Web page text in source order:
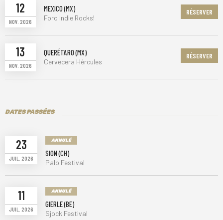
12
NOV. 2026
MEXICO (MX)
Foro Indie Rocks!
RÉSERVER
13
NOV. 2026
QUERÉTARO (MX)
Cervecera Hércules
RÉSERVER
DATES PASSÉES
23
JUIL. 2026
ANNULÉ
SION (CH)
Palp Festival
11
JUIL. 2026
ANNULÉ
GIERLE (BE)
Sjock Festival